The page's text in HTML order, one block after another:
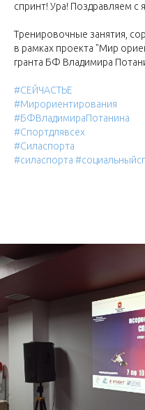
спринт! Ура! Поздравляем с
Тренировочные занятия,
в рамках проекта "Мир
гранта БФ Владимира
#СЕЙЧАСТЬЕ
#Мирориентирования
#БФВладимираПотанина
#Спортдлявсех
#Силаспорта
#силаспорта